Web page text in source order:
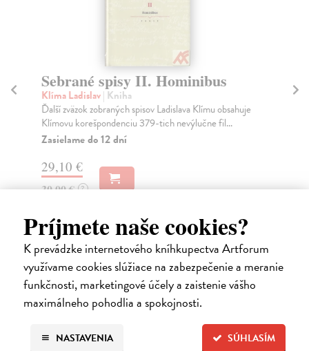
Príjmete naše cookies?
K prevádzke internetového kníhkupectva Artforum
využívame cookies slúžiace na zabezpečenie a meranie
funkčnosti, marketingové účely a zaistenie vášho
maximálneho pohodlia a spokojnosti.
SÚHLASÍM
NASTAVENIA
Sebrané spisy H. P. Lovecrafta -
BOX
Lovecraft Howard Phillips| Kniha
První souborné vydání veškerých povídek od
kultovního autora H. P. Lovecrafta vychází nyní v
Zasielame do 14 dní
65,86 €
67,90 €
Ďalšie z kategórie literatúra,
literárna veda